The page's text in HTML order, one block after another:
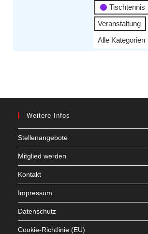
Tischtennis
Veranstaltung
Alle Kategorien
Weitere Infos
Stellenangebote
Mitglied werden
Kontakt
Impressum
Datenschutz
Cookie-Richtlinie (EU)